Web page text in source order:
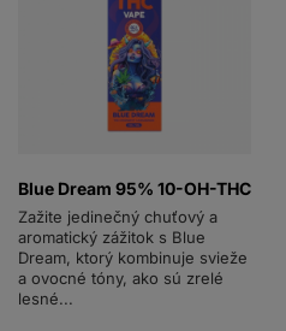
Blue Dream 95% 10-OH-THC
Zažite jedinečný chuťový a
aromatický zážitok s Blue
Dream, ktorý kombinuje svieže
a ovocné tóny, ako sú zrelé
lesné...